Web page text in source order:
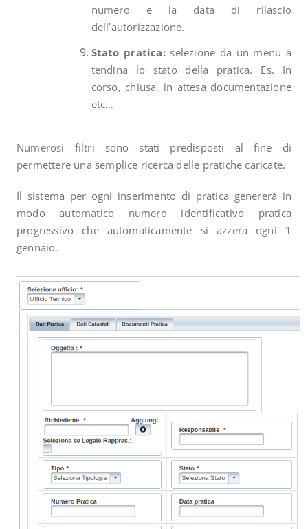
numero e la data di rilascio
dell’autorizzazione.
Stato pratica: selezione da un menu a
tendina lo stato della pratica. Es. In
corso, chiusa, in attesa documentazione
etc…
Numerosi filtri sono stati predisposti al fine di
permettere una semplice ricerca delle pratiche caricate.
Il sistema per ogni inserimento di pratica genererà in
modo automatico numero identificativo pratica
progressivo che automaticamente si azzera ogni 1
gennaio.